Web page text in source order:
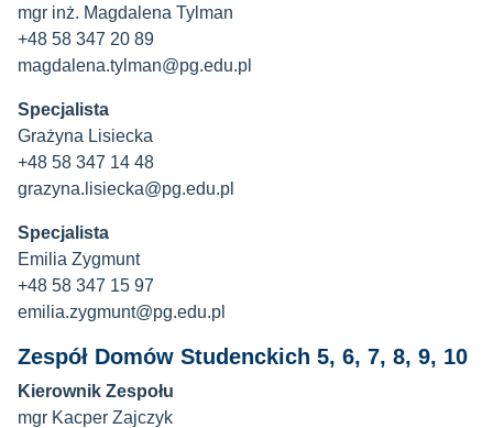
mgr inż. Magdalena Tylman
+48 58 347 20 89
magdalena.tylman@pg.edu.pl
Specjalista
Grażyna Lisiecka
+48 58 347 14 48
grazyna.lisiecka@pg.edu.pl
Specjalista
Emilia Zygmunt
+48 58 347 15 97
emilia.zygmunt@pg.edu.pl
Zespół Domów Studenckich 5, 6, 7, 8, 9, 10
Kierownik Zespołu
mgr Kacper Zajczyk